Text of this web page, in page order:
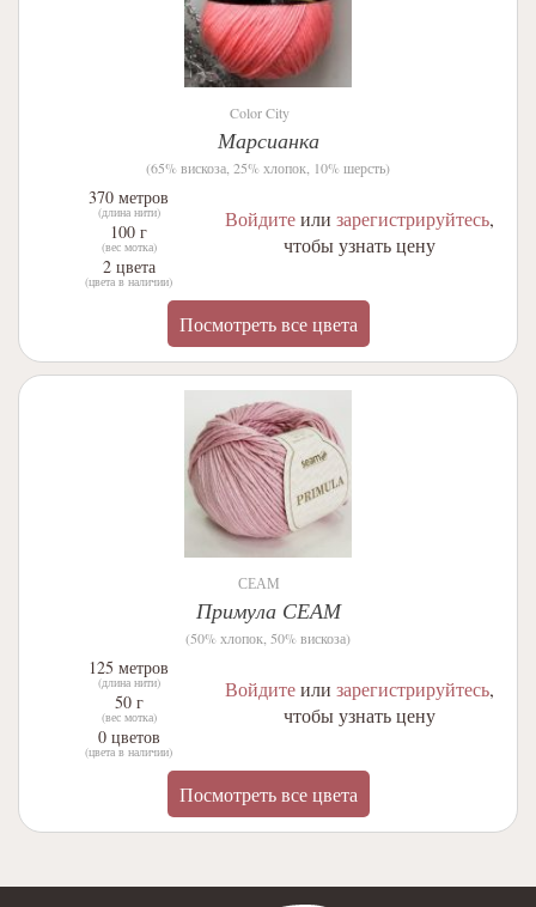
Color City
Марсианка
(65% вискоза, 25% хлопок, 10% шерсть)
370 метров
(длина нити)
100 г
(вес мотка)
2 цвета
(цвета в наличии)
Войдитеили зарегистрируйтесь,
чтобы узнать цену
Посмотреть все цвета
СЕАМ
Примула СЕАМ
(50% хлопок, 50% вискоза)
125 метров
(длина нити)
50 г
(вес мотка)
0 цветов
(цвета в наличии)
Войдитеили зарегистрируйтесь,
чтобы узнать цену
Посмотреть все цвета